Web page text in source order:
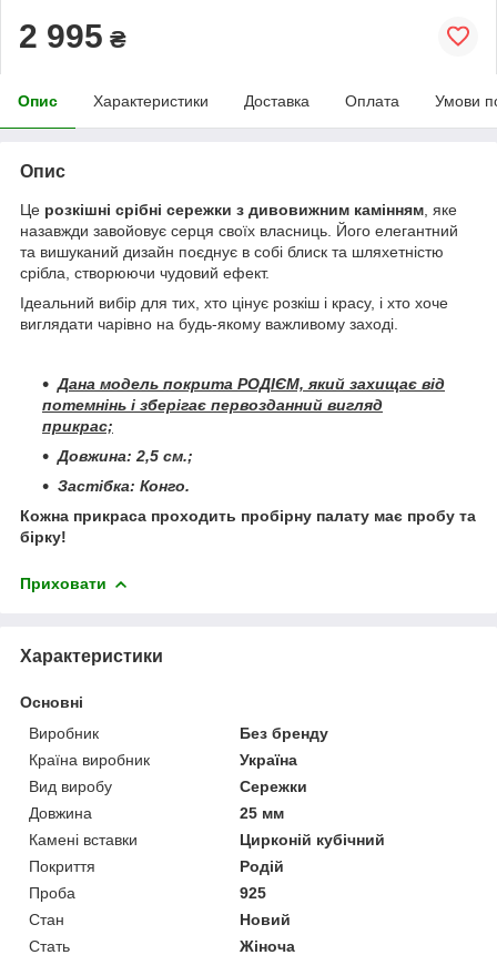
2 995 ₴
Опис Характеристики Доставка Оплата Умови
Опис
Це розкішні срібні сережки з дивовижним камінням , яке
назавжди завойовує серця своїх власниць. Його елегантний
та вишуканий дизайн поєднує в собі блиск та шляхетністю
срібла, створюючи чудовий ефект.
Ідеальний вибір для тих, хто цінує розкіш і красу, і хто хоче
виглядати чарівно на будь-якому важливому заході.
Дана модель покрита РОДІЄМ, який захищає від
потемнінь і зберігає первозданний вигляд
прикрас;
Довжина: 2,5 см.;
Застібка: Конго.
Кожна прикраса проходить пробірну палату має пробу та
бірку!
Приховати
Характеристики
Основні
Виробник
Без бренду
Країна виробник
Україна
Вид виробу
Сережки
Довжина
25 мм
Камені вставки
Цирконій кубічний
Покриття
Родій
Проба
925
Стан
Новий
Стать
Жіноча